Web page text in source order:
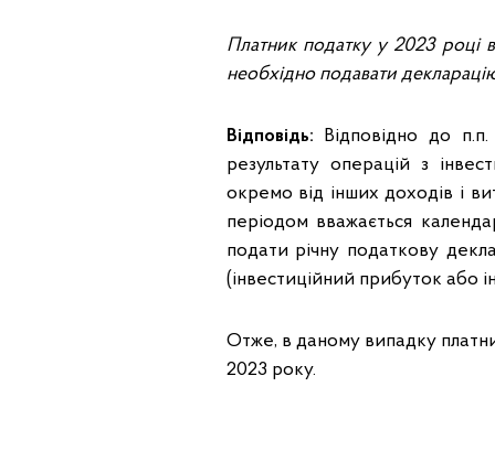
Платник податку у 2023 році
необхідно подавати
Відповідь: Відповідно до п.п.
результату операцій з
окремо від інших доходів і
періодом вважається
подати річну податкову
(інвестиційний прибуток або
Отже, в даному випадку
2023 року.